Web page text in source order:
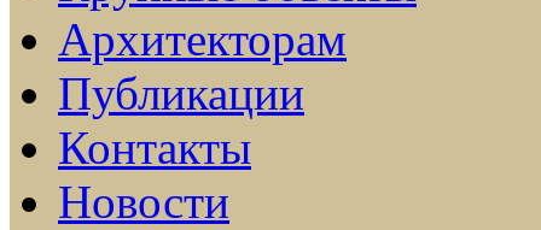
Архитекторам
Публикации
Контакты
Новости